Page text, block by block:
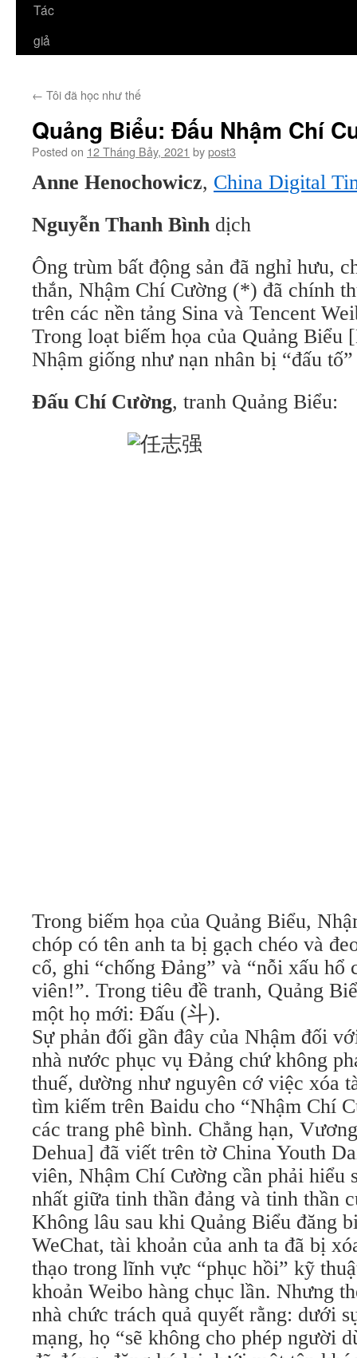
Tác
giả
← Tôi đã học như thế
Quảng Biểu: Đấu Nhậm Chí
Posted on 12 Tháng Bảy, 2021 bypost3
Anne Henochowicz, China Digital
Nguyễn Thanh Bình dịch
Ông trùm bất động sản đã nghỉ hưu,
thắn, Nhậm Chí Cường (*) đã chính
trên các nền tảng Sina và Tencent
Trong loạt biếm họa của Quảng
Nhậm giống như nạn nhân bị “đấu
Đấu Chí Cường, tranh Quảng Biểu:
Trong biếm họa của Quảng Biểu,
chóp có tên anh ta bị gạch chéo và
cổ, ghi “chống Đảng” và “nỗi xấu hổ
viên!”. Trong tiêu đề tranh, Quảng
một họ mới: Đấu (斗).
Sự phản đối gần đây của Nhậm đối
nhà nước phục vụ Đảng chứ không
thuế, dường như nguyên cớ việc xóa
tìm kiếm trên Baidu cho “Nhậm Chí
các trang phê bình. Chẳng hạn,
Dehua] đã viết trên tờ China Youth
viên, Nhậm Chí Cường cần phải hiểu
nhất giữa tinh thần đảng và tinh thần
Không lâu sau khi Quảng Biểu đăng
WeChat, tài khoản của anh ta đã bị
thạo trong lĩnh vực “phục hồi” kỹ
khoản Weibo hàng chục lần. Nhưng
nhà chức trách quả quyết rằng: dưới
mạng, họ “sẽ không cho phép người